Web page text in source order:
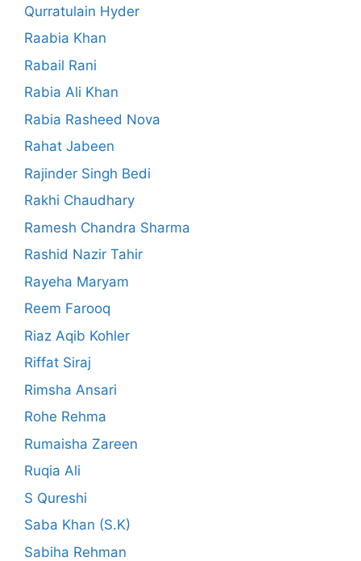
Qurratulain Hyder
Raabia Khan
Rabail Rani
Rabia Ali Khan
Rabia Rasheed Nova
Rahat Jabeen
Rajinder Singh Bedi
Rakhi Chaudhary
Ramesh Chandra Sharma
Rashid Nazir Tahir
Rayeha Maryam
Reem Farooq
Riaz Aqib Kohler
Riffat Siraj
Rimsha Ansari
Rohe Rehma
Rumaisha Zareen
Ruqia Ali
S Qureshi
Saba Khan (S.K)
Sabiha Rehman